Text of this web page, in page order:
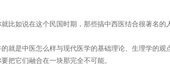
比如说在这个民国时期，那些搞中西医结合很著名
就是中医怎么样与现代医学的基础理论、生理学的
把它们融合在一块那完全不可能。